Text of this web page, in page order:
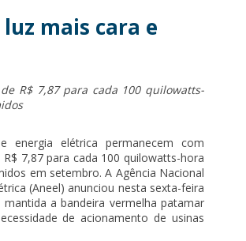
mais cara e
R$ 7,87 para cada 100 quilowatts-
energia elétrica permanecem com
7,87 para cada 100 quilowatts-hora
em setembro. A Agência Nacional
(Aneel) anunciou nesta sexta-feira
mantida a bandeira vermelha patamar
de acionamento de usinas